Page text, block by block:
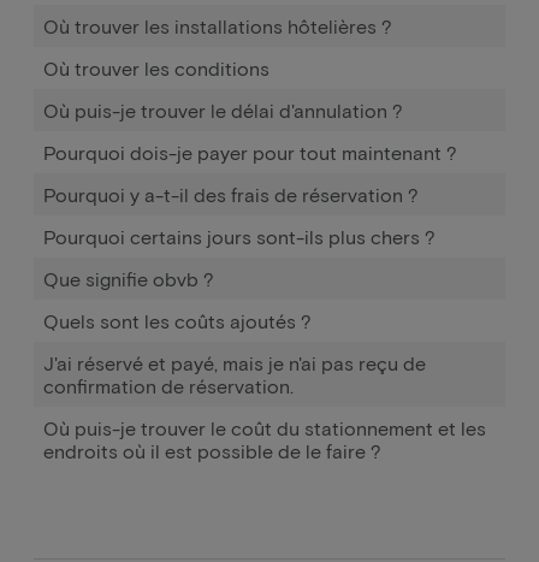
Où trouver les installations hôtelières ?
Où trouver les conditions
Où puis-je trouver le délai d'annulation ?
Pourquoi dois-je payer pour tout maintenant ?
Pourquoi y a-t-il des frais de réservation ?
Pourquoi certains jours sont-ils plus chers ?
Que signifie obvb ?
Quels sont les coûts ajoutés ?
J'ai réservé et payé, mais je n'ai pas reçu de
confirmation de réservation.
Où puis-je trouver le coût du stationnement et les
endroits où il est possible de le faire ?